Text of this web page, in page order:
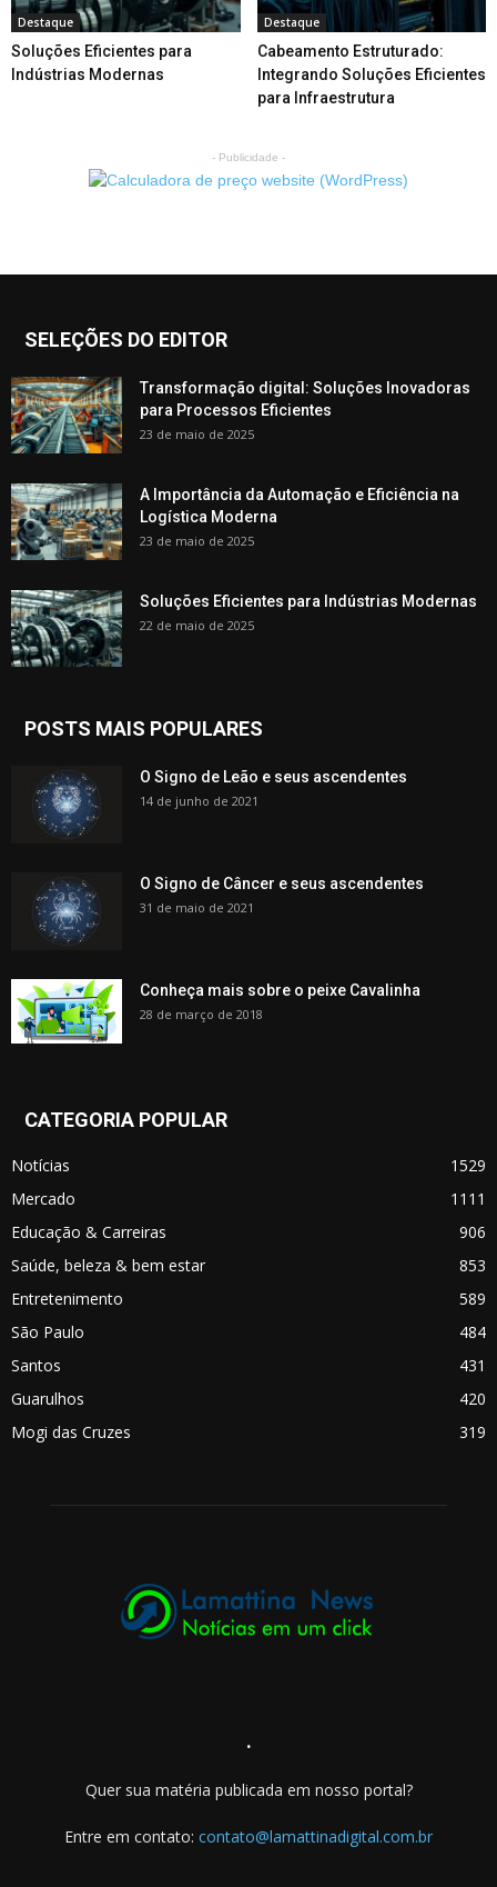
Destaque
Soluções Eficientes para
Indústrias Modernas
Destaque
Cabeamento Estruturado:
Integrando Soluções Eficientes
para Infraestrutura
- Publicidade -
SELEÇÕES DO EDITOR
Transformação digital: Soluções Inovadoras
para Processos Eficientes
23 de maio de 2025
A Importância da Automação e Eficiência na
Logística Moderna
23 de maio de 2025
Soluções Eficientes para Indústrias Modernas
22 de maio de 2025
POSTS MAIS POPULARES
O Signo de Leão e seus ascendentes
14 de junho de 2021
O Signo de Câncer e seus ascendentes
31 de maio de 2021
Conheça mais sobre o peixe Cavalinha
28 de março de 2018
CATEGORIA POPULAR
Notícias
1529
Mercado
1111
Educação & Carreiras
906
Saúde, beleza & bem estar
853
Entretenimento
589
São Paulo
484
Santos
431
Guarulhos
420
Mogi das Cruzes
319
.
Quer sua matéria publicada em nosso portal?
Entre em contato: contato@lamattinadigital.com.br